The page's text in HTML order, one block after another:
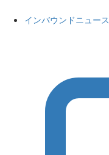
インバウンドニュース